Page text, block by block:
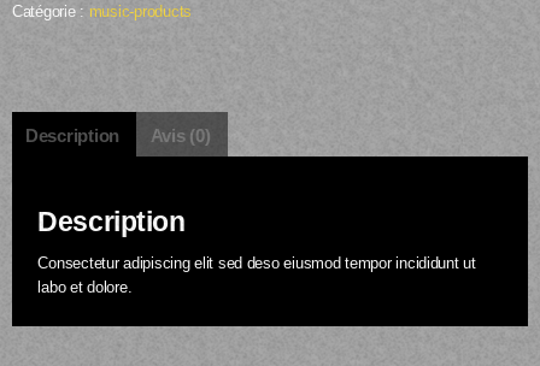
Catégorie : music-products
Description Avis (0)
Description
Consectetur adipiscing elit sed deso eiusmod tempor incididunt ut
labo et dolore.